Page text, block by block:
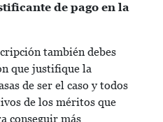
de pago en la
también debes
que justifique la
de ser el caso y todos
de los méritos que
conseguir más